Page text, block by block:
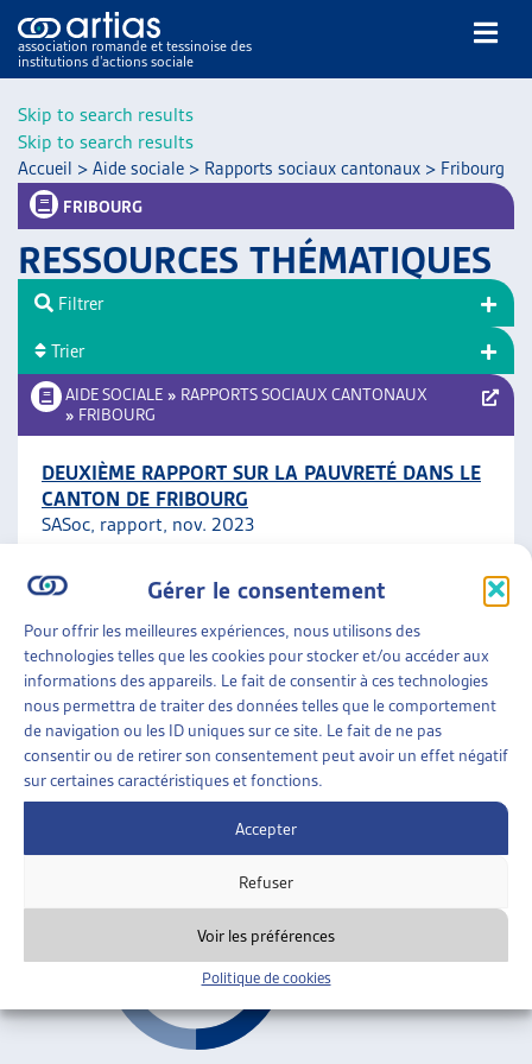
Skip to search results
Gérer le consentement
Pour offrir les meilleures expériences, nous utilisons des
technologies telles que les cookies pour stocker et/ou accéder aux
informations des appareils. Le fait de consentir à ces technologies
nous permettra de traiter des données telles que le comportement
de navigation ou les ID uniques sur ce site. Le fait de ne pas
consentir ou de retirer son consentement peut avoir un effet négatif
sur certaines caractéristiques et fonctions.
Accepter
Refuser
Voir les préférences
Politique de cookies
Skip to search results
association romande et tessinoise des
institutions d’actions sociale
NOS PUBLICATIONS
DOSSIERS DU MOIS
VEILLE
RESSOURCES
GUIDE SOCIAL ROMAND
AUTRES
L’ASSOCIATION
JOURNÉES D’AUTOMNE
Accueil > Aide sociale > Rapports sociaux cantonaux > Fribourg
FRIBOURG
RESSOURCES THÉMATIQUES
AIDE SOCIALE » RAPPORTS SOCIAUX CANTONAUX
» FRIBOURG
DEUXIÈME RAPPORT SUR LA PAUVRETÉ DANS LE
CANTON DE FRIBOURG
SASoc, rapport, nov. 2023
Fribourg
AIDE SOCIALE»RAPPORTS SOCIAUX CANTONAUX
FRIBOURG
PREMIER RAPPORT SUR LA PAUVRETÉ DANS LE
CANTON DE FRIBOURG
SASoc, rapport, sept. 2016
Filtrer
Trier